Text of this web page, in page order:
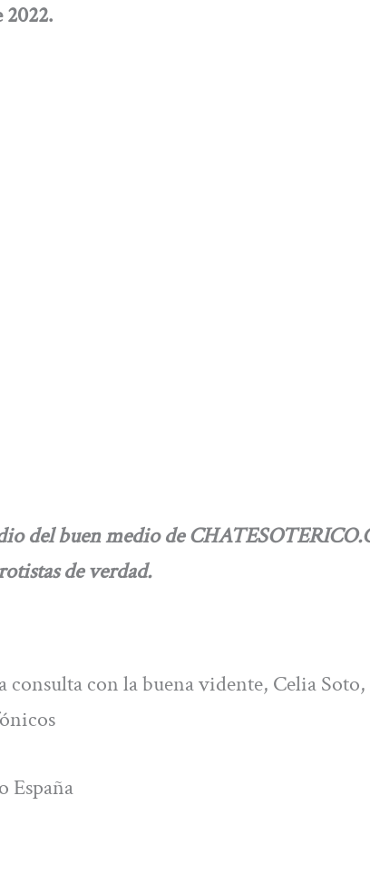
2022.
del buen medio de
de verdad.
consulta con la buena vidente, Celia Soto,
España